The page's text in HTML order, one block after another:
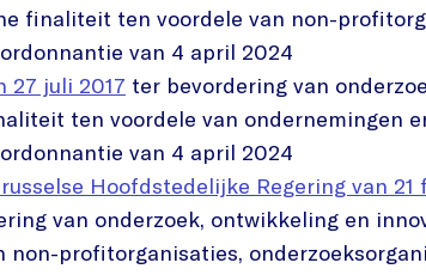
finaliteit ten voordele van non-
van 4 april 2024
27 juli 2017 ter bevordering van
ten voordele van ondernemingen
van 4 april 2024
Hoofdstedelijke Regering van 21
van onderzoek, ontwikkeling en
non-profitorganisaties,